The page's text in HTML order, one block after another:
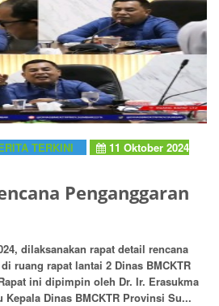
TERKINI
11 Oktober 2024
Penganggaran
dilaksanakan rapat detail rencana
ruang rapat lantai 2 Dinas BMCKTR
ini dipimpin oleh Dr. Ir. Erasukma
Kepala Dinas BMCKTR Provinsi Su...